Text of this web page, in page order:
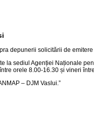
depunerii solicitării de
la sediul Agenției Naționale
orele 8.00-16.30 și vineri
– DJM Vaslui.”